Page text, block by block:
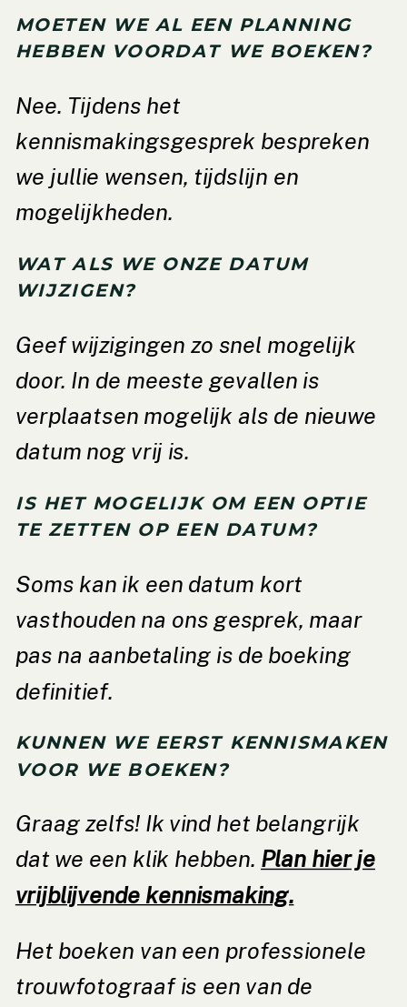
MOETEN WE AL EEN PLANNING
HEBBEN VOORDAT WE BOEKEN?
Nee. Tijdens het
kennismakingsgesprek bespreken
we jullie wensen, tijdslijn en
mogelijkheden.
WAT ALS WE ONZE DATUM
WIJZIGEN?
Geef wijzigingen zo snel mogelijk
door. In de meeste gevallen is
verplaatsen mogelijk als de nieuwe
datum nog vrij is.
IS HET MOGELIJK OM EEN OPTIE
TE ZETTEN OP EEN DATUM?
Soms kan ik een datum kort
vasthouden na ons gesprek, maar
pas na aanbetaling is de boeking
definitief.
KUNNEN WE EERST KENNISMAKEN
VOOR WE BOEKEN?
Graag zelfs! Ik vind het belangrijk
dat we een klik hebben. Plan hier je
vrijblijvende kennismaking.
Het boeken van een professionele
trouwfotograaf is een van de